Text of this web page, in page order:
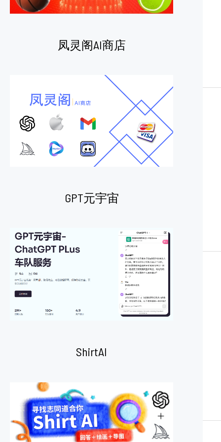
凤灵阁AI商店
GPT元宇宙
ShirtAI